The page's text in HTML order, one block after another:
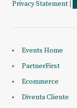
Privacy Statement
Events Home
PartnerFirst
Ecommerce
Diventa Cliente